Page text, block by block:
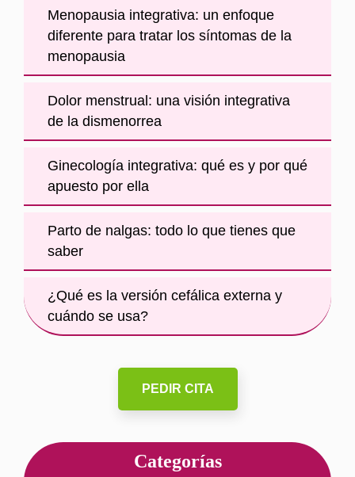
Menopausia integrativa: un enfoque
diferente para tratar los síntomas de la
menopausia
Dolor menstrual: una visión integrativa
de la dismenorrea
Ginecología integrativa: qué es y por qué
apuesto por ella
Parto de nalgas: todo lo que tienes que
saber
¿Qué es la versión cefálica externa y
cuándo se usa?
PEDIR CITA
Categorías